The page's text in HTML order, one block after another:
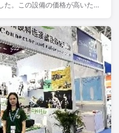
た。この設備の価格が高いた